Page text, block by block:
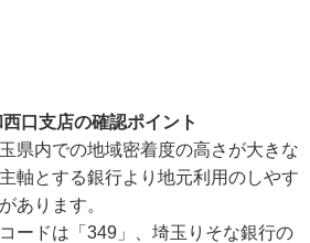
口支店の確認ポイント
県内での地域密着度の高さが大きな
軸とする銀行より地元利用のしやす
あります。
ードは「349」、埼玉りそな銀行の